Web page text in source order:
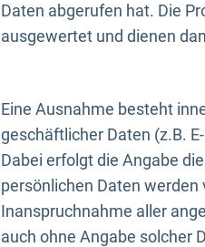
Daten abgerufen hat. Die
ausgewertet und dienen
Eine Ausnahme besteht
geschäftlicher Daten (z.B.
Dabei erfolgt die Angabe
persönlichen Daten
Inanspruchnahme aller
auch ohne Angabe solcher